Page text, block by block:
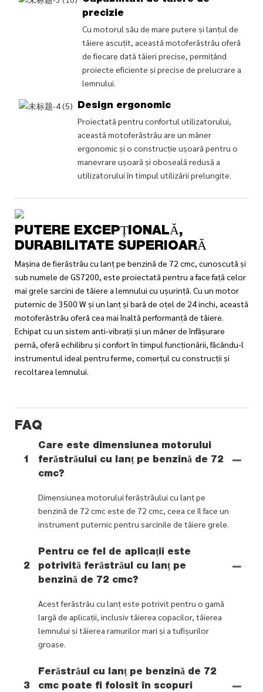
precizie
Cu motorul său de mare putere și lanțul de
tăiere ascuțit, această motoferăstrău oferă
de fiecare dată tăieri precise, permițând
proiecte eficiente și precise de prelucrare a
lemnului.
Design ergonomic
Proiectată pentru confortul utilizatorului,
această motoferăstrău are un mâner
ergonomic și o construcție ușoară pentru o
manevrare ușoară și oboseală redusă a
utilizatorului în timpul utilizării prelungite.
PUTERE EXCEPȚIONALĂ,
DURABILITATE SUPERIOARĂ
Mașina de fierăstrău cu lanț pe benzină de 72 cmc, cunoscută și
sub numele de GS7200, este proiectată pentru a face față celor
mai grele sarcini de tăiere a lemnului cu ușurință. Cu un motor
puternic de 3500 W și un lanț și bară de oțel de 24 inchi, această
motoferăstrău oferă cea mai înaltă performanță de tăiere.
Echipat cu un sistem anti-vibrații și un mâner de înfășurare
pernă, oferă echilibru și confort în timpul funcționării, făcându-l
instrumentul ideal pentru ferme, comerțul cu construcții și
recoltarea lemnului.
FAQ
1
Care este dimensiunea motorului
ferăstrăului cu lanț pe benzină de 72
cmc?
Dimensiunea motorului ferăstrăului cu lanț pe
benzină de 72 cmc este de 72 cmc, ceea ce îl face un
instrument puternic pentru sarcinile de tăiere grele.
2
Pentru ce fel de aplicații este
potrivită ferăstrăul cu lanț pe
benzină de 72 cmc?
Acest ferăstrău cu lanț este potrivit pentru o gamă
largă de aplicații, inclusiv tăierea copacilor, tăierea
lemnului și tăierea ramurilor mari și a tufișurilor
groase.
3
Ferăstrăul cu lanț pe benzină de 72
cmc poate fi folosit în scopuri